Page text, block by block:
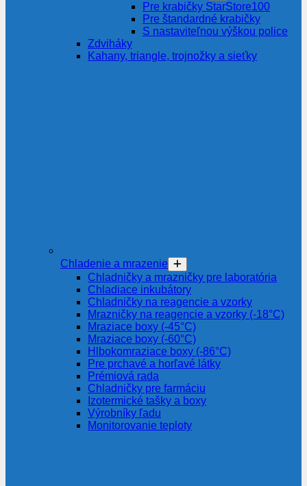
Pre krabičky StarStore100
Pre štandardné krabičky
S nastaviteľnou výškou police
Zdviháky
Kahany, triangle, trojnožky a sieťky
Chladenie a mrazenie
Chladničky a mrazničky pre laboratória
Chladiace inkubátory
Chladničky na reagencie a vzorky
Mrazničky na reagencie a vzorky (-18°C)
Mraziace boxy (-45°C)
Mraziace boxy (-60°C)
Hlbokomraziace boxy (-86°C)
Pre prchavé a horľavé látky
Prémiová rada
Chladničky pre farmáciu
Izotermické tašky a boxy
Výrobníky ľadu
Monitorovanie teploty